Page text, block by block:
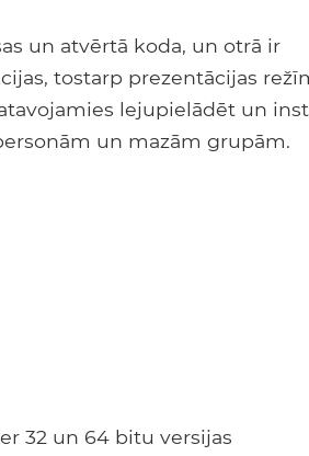
un atvērtā koda, un otrā ir
tostarp prezentācijas
lejupielādēt un
un mazām grupām.
32 un 64 bitu versijas